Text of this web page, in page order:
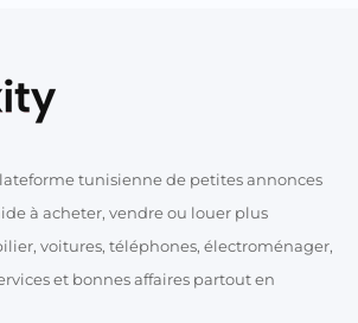
tunisienne de petites annonces
à acheter, vendre ou louer plus
voitures, téléphones, électroménager,
et bonnes affaires partout en